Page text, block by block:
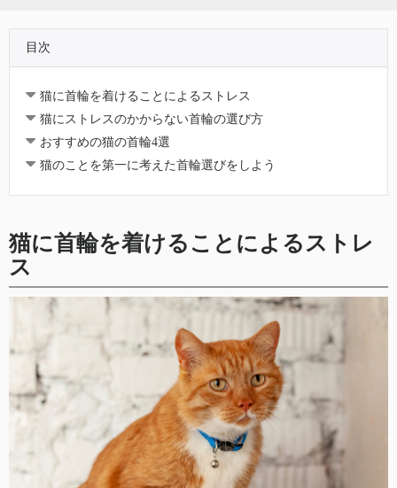
目次
猫に首輪を着けることによるストレス
猫にストレスのかからない首輪の選び方
おすすめの猫の首輪4選
猫のことを第一に考えた首輪選びをしよう
猫に首輪を着けることによるストレ
ス